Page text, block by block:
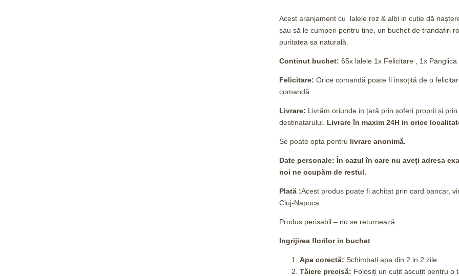
Acest aranjament cu lalele roz & albi in cutie dă
sau să le cumperi pentru tine, un buchet de trandafiri
puritatea sa naturală.
Continut buchet: 65x lalele 1x Felicitare , 1x
Felicitare: Orice comandă poate fi insoțită de o
comandă.
Livrare: Livrăm oriunde in țară prin șoferi proprii și
destinatarului. Livrare în maxim 24H in orice
Se poate opta pentru livrare anonimă.
Date personale: În cazul în care nu aveți adresa
noi ne ocupăm de restul.
Plată :Acest produs poate fi achitat prin card bancar,
Cluj-Napoca
Produs perisabil – nu se returnează
Ingrijirea florilor in buchet
Apa corectă: Schimbati apa din 2 in 2 zile
Tăiere precisă: Folosiți un cuțit ascuțit pentru o